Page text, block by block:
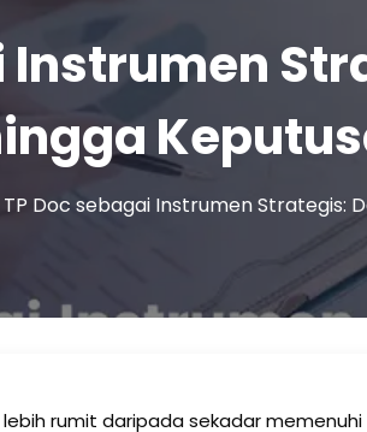
Instrumen
TP Doc sebagai Instrumen Strategis:
lebih rumit daripada sekadar memenuhi